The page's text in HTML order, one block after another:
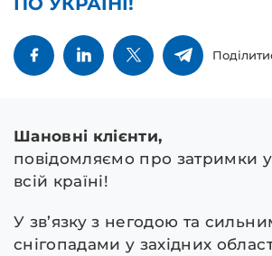
Шановні клієнти,
повідомляємо про затримки у
всій країні!
У зв’язку з негодою та
снігопадами у західних